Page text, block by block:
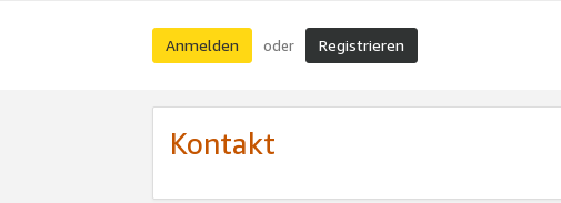
Anmelden oder Registrieren
Kontakt